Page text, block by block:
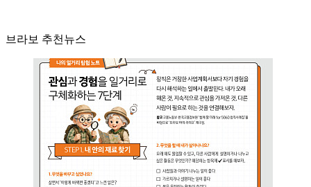
브라보 추천뉴스